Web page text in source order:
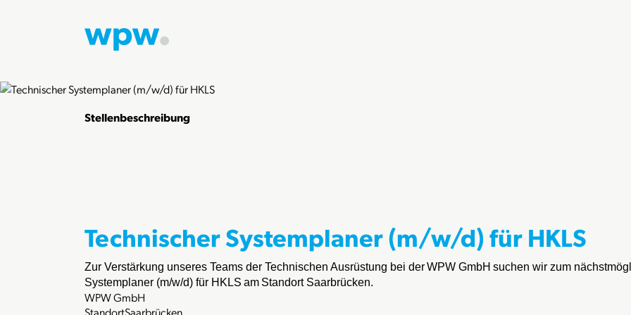
Stellenbeschreibung
Technischer Systemplaner (m/w/d) für HKLS
Zur Verstärkung unseres Teams der Technischen Ausrüstung bei derWPW GmbH suchen wir zum
Systemplaner (m/w/d) für HKLS am Standort Saarbrücken.
WPW GmbH
StandortSaarbrücken